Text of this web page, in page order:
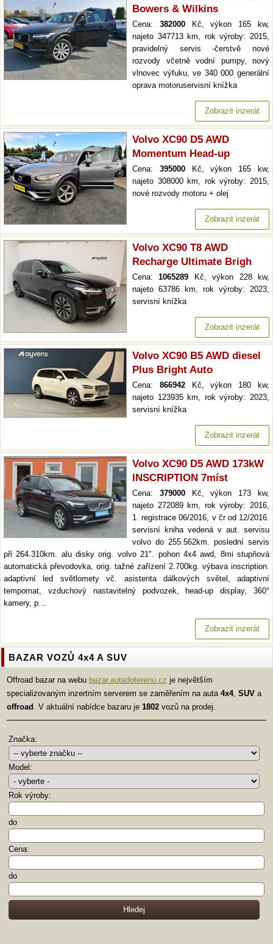
Bowers & Wilkins
Cena: 382000Kč, výkon 165 kw,
najeto 347713 km, rok výroby: 2015,
pravidelný servis -čerstvě nové
rozvody včetně vodní pumpy, nový
vlnovec výfuku, ve 340 000 generální
oprava motoruservisní knížka
Zobrazit inzerát
Volvo XC90 D5 AWD
Momentum Head-up
Cena: 395000Kč, výkon 165 kw,
najeto 308000 km, rok výroby: 2015,
nové rozvody motoru + olej
Zobrazit inzerát
Volvo XC90 T8 AWD
Recharge Ultimate Brigh
Cena:1065289 Kč, výkon 228 kw,
najeto 63786 km, rok výroby: 2023,
servisní knížka
Zobrazit inzerát
Volvo XC90 B5 AWD diesel
Plus Bright Auto
Cena: 866942Kč, výkon 180 kw,
najeto 123935 km, rok výroby: 2023,
servisní knížka
Zobrazit inzerát
Volvo XC90 D5 AWD 173kW
INSCRIPTION 7míst
Cena: 379000Kč, výkon 173 kw,
najeto 272089 km, rok výroby: 2016,
1. registrace 06/2016, v čr od 12/2016.
servisní kniha vedená v aut. servisu
volvo do 255.562km. poslední servis
při 264.310km. alu disky orig. volvo 21". pohon 4x4 awd, 8mi stupňová
automatická převodovka, orig. tažné zařízení 2.700kg. výbava inscription.
adaptivní led světlomety vč. asistenta dálkových světel, adaptivní
tempomat, vzduchový nastavitelný podvozek, head-up display, 360°
kamery, p…
Zobrazit inzerát
BAZAR VOZŮ 4x4 A SUV
Offroad bazar na webu bazar.autadoterenu.cz je největším
specializovaným inzertním serverem se zaměřením na auta 4x4, SUV a
offroad . V aktuální nabídce bazaru je 1802 vozů na prodej.
Značka:
Model:
Rok výroby:
do
Cena:
do